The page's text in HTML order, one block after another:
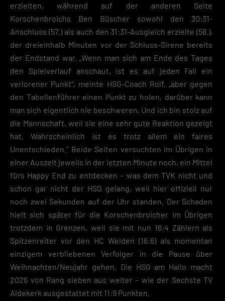
erzielten, während auf der anderen Seite
Korschenbroichs Ben Büscher sowohl den 30:31-
Anschluss (57.) als auch den 31:31-Ausgleich erzielte (58.),
der dreieinhalb Minuten vor der Schluss-Sirene bereits
der Endstand war. „Wenn man sich am Ende des Tages
den Spielverlauf anschaut, ist es auf jeden Fall ein
verlorener Punkt“, meinte HSG-Coach Rolf, „aber gegen
den Tabellenführer einen Punkt zu holen, darüber kann
man sich eigentlich nie beschweren, Und ich bin stolz auf
die Mannschaft, weil sie eine sehr gute Reaktion gezeigt
hat. Wahrscheinlich ist es trotz allem ein faires
Unentschieden.“ Beide Seiten versuchten im Übrigen in
einer Auszeit jeweils in der letzten Minute noch, ein Mittel
fürs Happy End zu entdecken – was dem TVK nicht und
schon gar nicht der HSG gelang, weil hier offiziell nur
noch zwei Sekunden auf der Uhr standen. Der Schaden
hielt sich später für die Korschenbroicher im Übrigen
trotzdem in Grenzen, weil sie mit nun 16:4 Zählern als
Spitzenreiter vor den HC Weiden (16:6) als momentan
einzigem verbliebenen Verfolger in die Pause über
Weihnachten/Neujahr gehen. Die HSG am Hallo macht
2026 von Rang sieben aus weiter – wie der Sechste TV
Aldekerk ausgestattet mit 11:9 Punkten.